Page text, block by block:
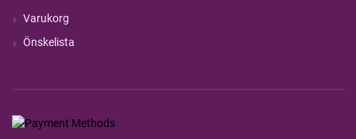
Varukorg
Önskelista